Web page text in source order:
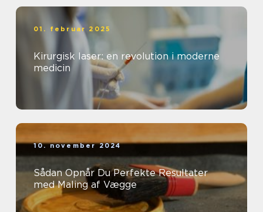
01. februar 2025
Kirurgisk laser: en revolution i moderne
medicin
10. november 2024
Sådan Opnår Du Perfekte Resultater
med Maling af Vægge